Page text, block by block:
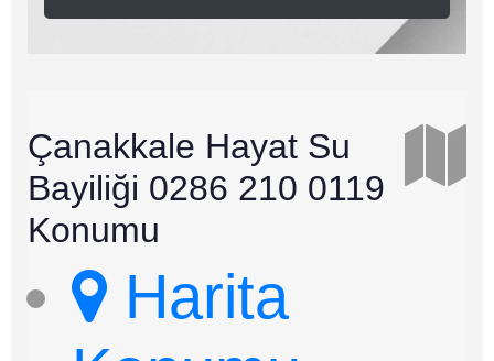
Çanakkale Hayat Su
Bayiliği 0286 210 0119
Konumu
Harita